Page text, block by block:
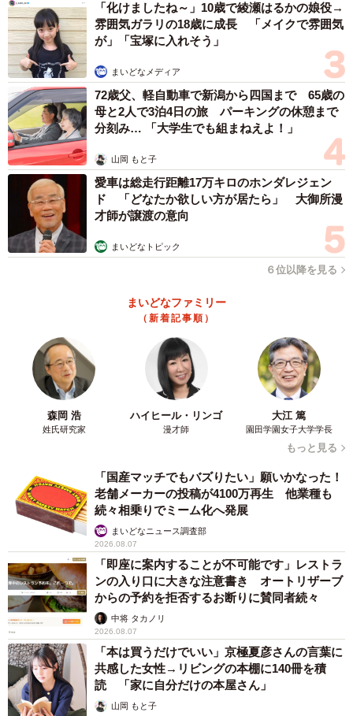
「化けましたね～」10歳で綾瀬はるかの娘役→
雰囲気ガラリの18歳に成長 「メイクで雰囲気
が」「宝塚に入れそう」
まいどなメディア
72歳父、軽自動車で新潟から四国まで 65歳の
母と2人で3泊4日の旅 パーキングの休憩まで
分刻み… 「大学生でも組まねえよ！」
山岡 もと子
愛車は総走行距離17万キロのホンダレジェン
ド 「どなたか欲しい方が居たら」 大御所漫
才師が譲渡の意向
まいどなトピック
６位以降を見る
まいどなファミリー
（新着記事順）
森岡 浩
姓氏研究家
ハイヒール・リンゴ
漫才師
大江 篤
園田学園女子大学学長
もっと見る
「国産マッチでもバズりたい」願いかなった！
老舗メーカーの投稿が4100万再生 他業種も
続々相乗りでミーム化へ発展
まいどなニュース調査部
2026.08.07
「即座に案内することが不可能です」レストラ
ンの入り口に大きな注意書き オートリザーブ
からの予約を拒否するお断りに賛同者続々
中将 タカノリ
2026.08.07
「本は買うだけでいい」京極夏彦さんの言葉に
共感した女性→リビングの本棚に140冊を積
読 「家に自分だけの本屋さん」
山岡 もと子